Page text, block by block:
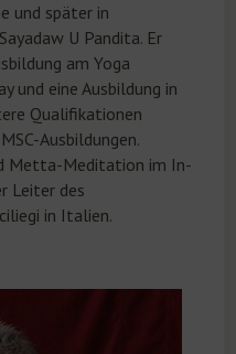
und später in
U Pandita. Er
am Yoga
und eine Ausbildung in
Qualifikationen
Ausbildungen.
Metta-Meditation im In-
Leiter des
in Italien.